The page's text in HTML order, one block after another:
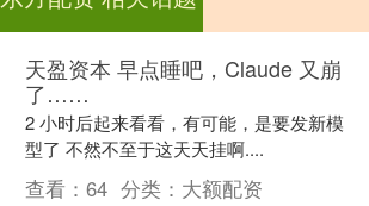
天盈资本 早点睡吧，Claude 又崩
了……
2 小时后起来看看，有可能，是要发新模
型了 不然不至于这天天挂啊....
查看： 64 分类： 大额配资